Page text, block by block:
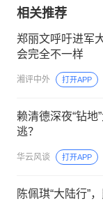
相关推荐
郑丽文呼吁进军
会完全不一样
湘评中外 打开APP
赖清德深夜“钻地
逃？
华云风谈 打开APP
陈佩琪“大陆行”